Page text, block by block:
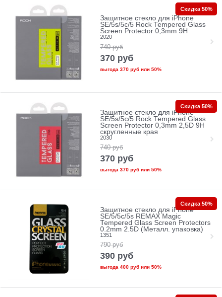
Защитное стекло для iPhone
SE/5s/5с/5 Rock Tempered Glass
Screen Protector 0,3mm 9H
2020
740 руб
370 руб
выгода 370 рубили 50%
Скидка 50%
Защитное стекло для iPhone
SE/5s/5с/5 Rock Tempered Glass
Screen Protector 0,3mm 2,5D 9H
скругленные края
2030
740 руб
370 руб
выгода 370 рубили 50%
Скидка 50%
Защитное стекло для iPhone
SE/5/5c/5s REMAX Magic
Tempered Glass Screen Protectors
0.2mm 2.5D (Металл. упаковка)
1351
790 руб
390 руб
выгода 400 рубили 50%
Скидка 50%